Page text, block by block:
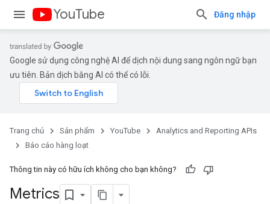
YouTube Đăng nhập
Google sử dụng công nghệ AI để dịch nội dung sang ngôn ngữ bạn
ưu tiên. Bản dịch bằng AI có thể có lỗi.
Trang chủ Sản phẩm YouTube
Analytics and Reporting APIs
Báo cáo hàng loạt
Thông tin này có hữu ích không cho bạn không?
Metrics